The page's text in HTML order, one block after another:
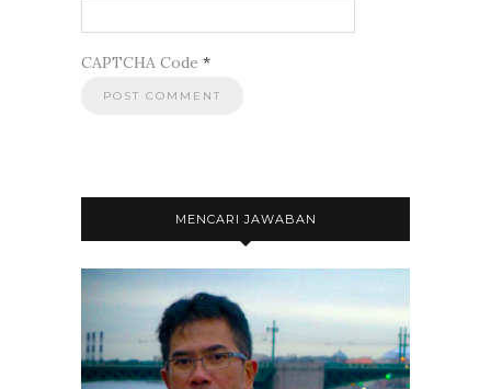
CAPTCHA Code *
MENCARI JAWABAN